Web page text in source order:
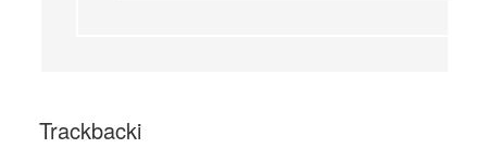
Trackbacki